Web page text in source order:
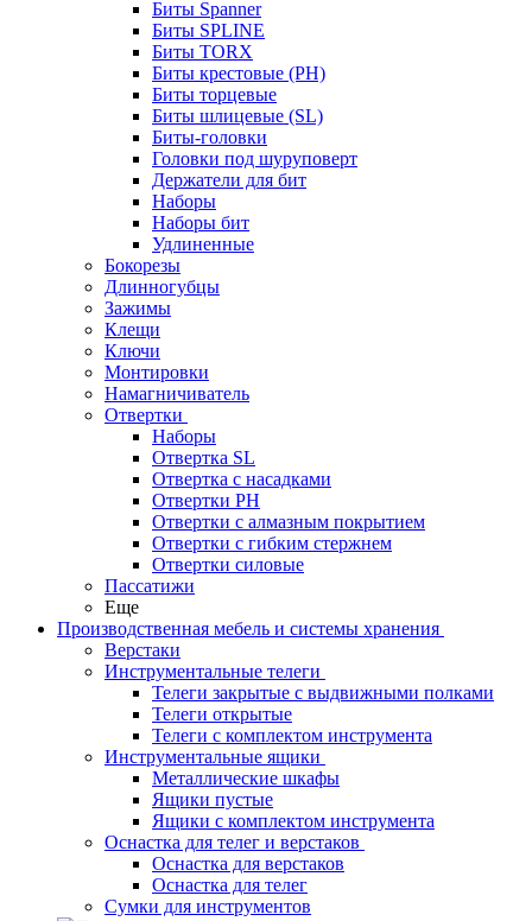
Биты Spanner
Биты SPLINE
Биты TORX
Биты крестовые (PH)
Биты торцевые
Биты шлицевые (SL)
Биты-головки
Головки под шуруповерт
Держатели для бит
Наборы
Наборы бит
Удлиненные
Бокорезы
Длинногубцы
Зажимы
Клещи
Ключи
Монтировки
Намагничиватель
Отвертки
Наборы
Отвертка SL
Отвертка с насадками
Отвертки PH
Отвертки с алмазным покрытием
Отвертки с гибким стержнем
Отвертки силовые
Пассатижи
Еще
Производственная мебель и системы хранения
Верстаки
Инструментальные телеги
Телеги закрытые с выдвижными полками
Телеги открытые
Телеги с комплектом инструмента
Инструментальные ящики
Металлические шкафы
Ящики пустые
Ящики с комплектом инструмента
Оснастка для телег и верстаков
Оснастка для верстаков
Оснастка для телег
Сумки для инструментов